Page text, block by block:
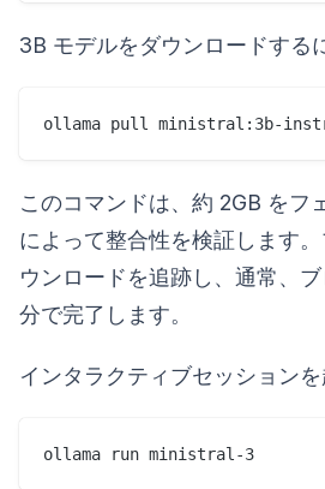
3B モデルをダウンロードする
このコマンドは、約 2GB をフ
によって整合性を検証します
ウンロードを追跡し、通常、
分で完了します。
インタラクティブセッションを
ollama run ministral-3